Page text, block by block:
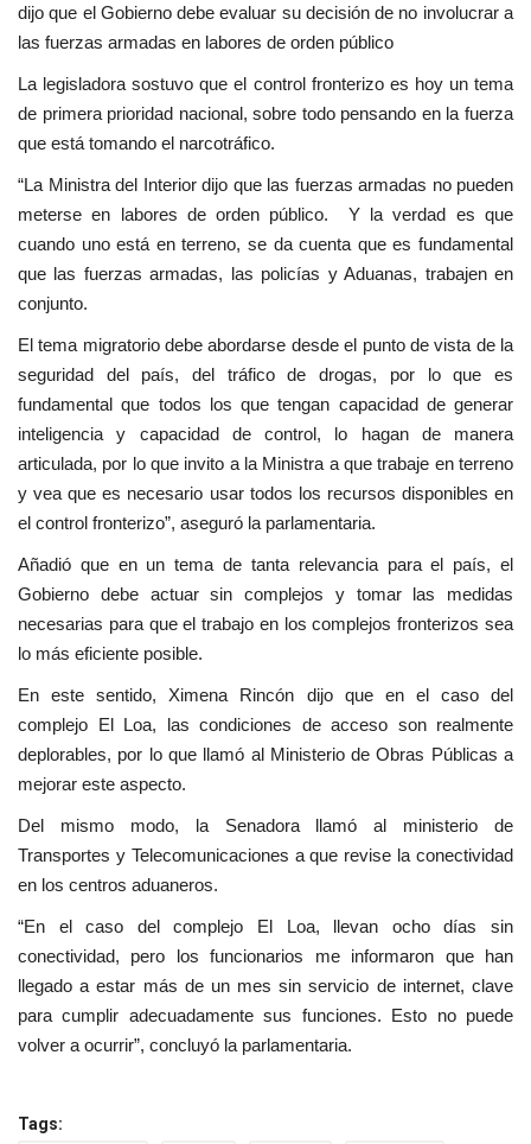
dijo que el Gobierno debe evaluar su decisión de no involucrar a
las fuerzas armadas en labores de orden público
La legisladora sostuvo que el control fronterizo es hoy un tema
de primera prioridad nacional, sobre todo pensando en la fuerza
que está tomando el narcotráfico.
“La Ministra del Interior dijo que las fuerzas armadas no pueden
meterse en labores de orden público. Y la verdad es que
cuando uno está en terreno, se da cuenta que es fundamental
que las fuerzas armadas, las policías y Aduanas, trabajen en
conjunto.
El tema migratorio debe abordarse desde el punto de vista de la
seguridad del país, del tráfico de drogas, por lo que es
fundamental que todos los que tengan capacidad de generar
inteligencia y capacidad de control, lo hagan de manera
articulada, por lo que invito a la Ministra a que trabaje en terreno
y vea que es necesario usar todos los recursos disponibles en
el control fronterizo”, aseguró la parlamentaria.
Añadió que en un tema de tanta relevancia para el país, el
Gobierno debe actuar sin complejos y tomar las medidas
necesarias para que el trabajo en los complejos fronterizos sea
lo más eficiente posible.
En este sentido, Ximena Rincón dijo que en el caso del
complejo El Loa, las condiciones de acceso son realmente
deplorables, por lo que llamó al Ministerio de Obras Públicas a
mejorar este aspecto.
Del mismo modo, la Senadora llamó al ministerio de
Transportes y Telecomunicaciones a que revise la conectividad
en los centros aduaneros.
“En el caso del complejo El Loa, llevan ocho días sin
conectividad, pero los funcionarios me informaron que han
llegado a estar más de un mes sin servicio de internet, clave
para cumplir adecuadamente sus funciones. Esto no puede
volver a ocurrir”, concluyó la parlamentaria.
Tags: